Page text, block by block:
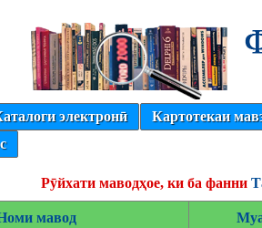
электронӣ
Картотекаи
Рӯйхати маводҳое, ки ба фанни
мавод